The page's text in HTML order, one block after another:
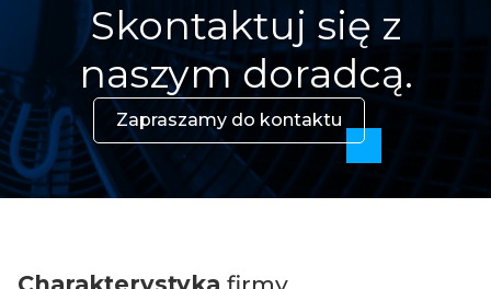
Skontaktuj się z
naszym doradcą.
Zapraszamy do kontaktu